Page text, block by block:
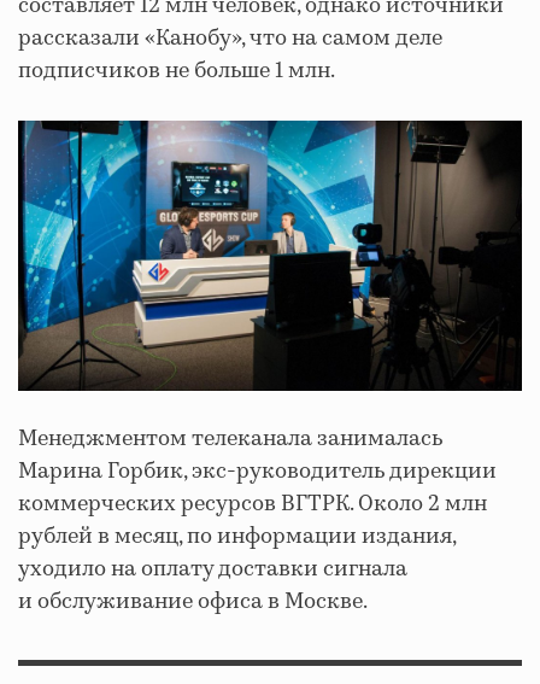
рассказали «Канобу», что на самом деле
подписчиков не больше 1 млн.
Менеджментом телеканала занималась
Марина Горбик, экс-руководитель дирекции
коммерческих ресурсов ВГТРК. Около 2 млн
рублей в месяц, по информации издания,
уходило на оплату доставки сигнала
и обслуживание офиса в Москве.